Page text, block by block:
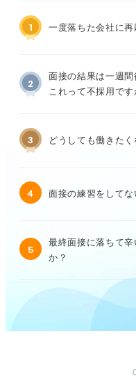
1 一度落ちた会社に再
2
面接の結果は一週間
これって不採用です
3 どうしても働きた
4 面接の練習をして
5
最終面接に落ちて
か？